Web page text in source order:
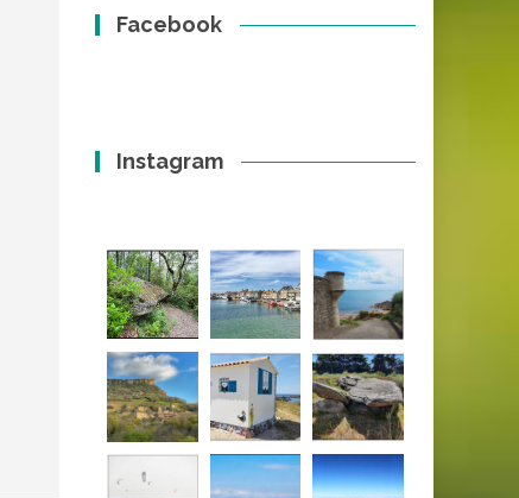
Facebook
Instagram